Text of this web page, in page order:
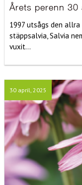
Årets perenn 30
1997 utsågs den
stäppsalvia, Salvia
vuxit...
30 april, 2025